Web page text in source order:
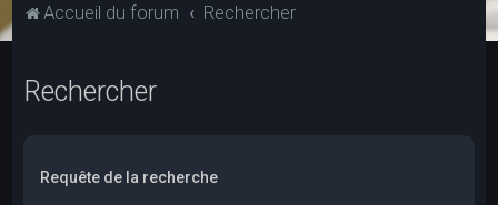
Accueil du forum Rechercher
Rechercher
Requête de la recherche